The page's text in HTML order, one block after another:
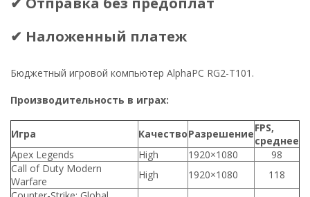
✔ Наложенный платеж
Бюджетный игровой компьютер AlphaPC RG2-T101.
Производительность в играх:
Игра КачествоРазрешениеFPS,
среднее
Apex Legends
High 1920×1080
98
Call of Duty Modern
Warfare
High 1920×1080
118